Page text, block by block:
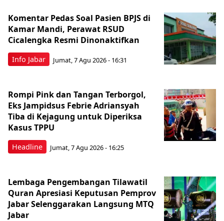
Info Jabar
Komentar Pedas Soal Pasien BPJS di
Kamar Mandi, Perawat RSUD
Cicalengka Resmi Dinonaktifkan
Jumat, 7 Agu 2026 - 16:31
Headline
Rompi Pink dan Tangan Terborgol,
Eks Jampidsus Febrie Adriansyah
Tiba di Kejagung untuk Diperiksa
Kasus TPPU
Jumat, 7 Agu 2026 - 16:25
Lembaga Pengembangan Tilawatil
Quran Apresiasi Keputusan Pemprov
Jabar Selenggarakan Langsung MTQ
Jabar